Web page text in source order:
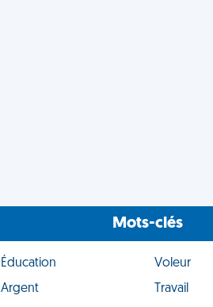
Mots-clés
Éducation
Voleur
Argent
Travail